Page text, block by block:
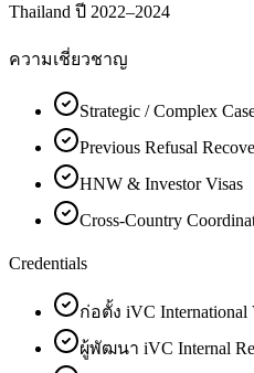
Thailand ปี 2022–2024
ความเชี่ยวชาญ
Strategic / Complex
Previous Refusal
HNW & Investor Visas
Cross-Country
Credentials
ก่อตั้ง iVC International
ผู้พัฒนา iVC Internal